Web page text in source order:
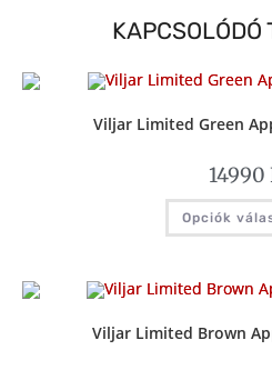
KAPCSOLÓDÓ
Viljar Limited Green
14990
Opciók
Viljar Limited Brown